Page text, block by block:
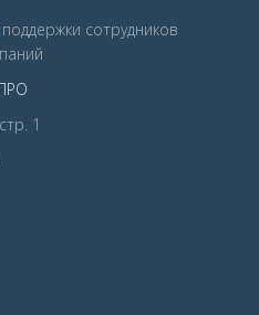
сотрудников
1